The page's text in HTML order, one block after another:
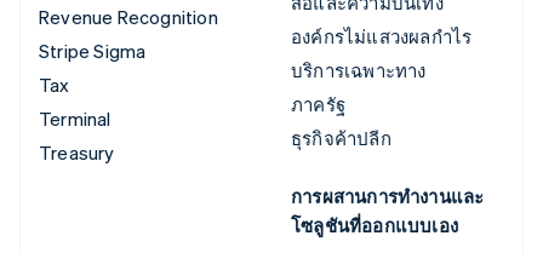
Revenue Recognition
Stripe Sigma
Tax
Terminal
Treasury
องค์กรไม่แสวงผลกำไร
บริการเฉพาะทาง
ภาครัฐ
ธุรกิจค้าปลีก
การผสานการทำงานและ
โซลูชันที่ออกแบบเอง